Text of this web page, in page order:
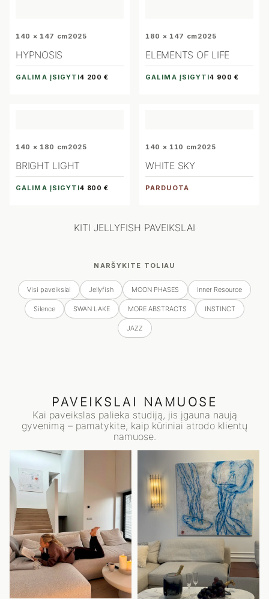
140 × 147 cm2025
HYPNOSIS
GALIMA ĮSIGYTI4 200 €
180 × 147 cm2025
ELEMENTS OF LIFE
GALIMA ĮSIGYTI4 900 €
140 × 180 cm2025
BRIGHT LIGHT
GALIMA ĮSIGYTI4 800 €
140 × 110 cm2025
WHITE SKY
PARDUOTA
KITI JELLYFISH PAVEIKSLAI
NARŠYKITE TOLIAU
Visi paveikslai Jellyfish MOON PHASES Inner Resource
Silence SWAN LAKE MORE ABSTRACTS INSTINCT
JAZZ
PAVEIKSLAI NAMUOSE
Kai paveikslas palieka studiją, jis įgauna naują
gyvenimą – pamatykite, kaip kūriniai atrodo klientų
namuose.